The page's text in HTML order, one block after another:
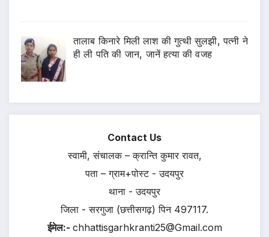
तालाब किनारे मिली लाश की गुत्थी सुलझी, पत्नी ने
ही ली पति की जान, जानें हत्या की वजह
Contact Us
स्वामी, संचालक – क्रान्ति कुमार रावत,
पता – ग्राम+पोस्ट - उदयपुर
थाना - उदयपुर
जिला - सरगुजा (छत्तीसगढ़) पिन 497117.
ईमेल:- chhattisgarhkranti25@Gmail.com